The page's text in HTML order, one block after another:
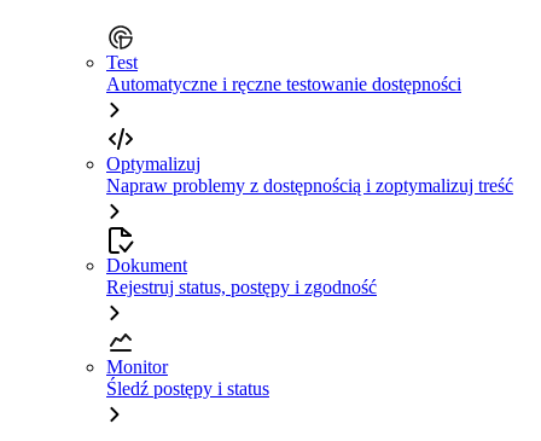
Test
Automatyczne i ręczne testowanie dostępności
Optymalizuj
Napraw problemy z dostępnością i zoptymalizuj treść
Dokument
Rejestruj status, postępy i zgodność
Monitor
Śledź postępy i status